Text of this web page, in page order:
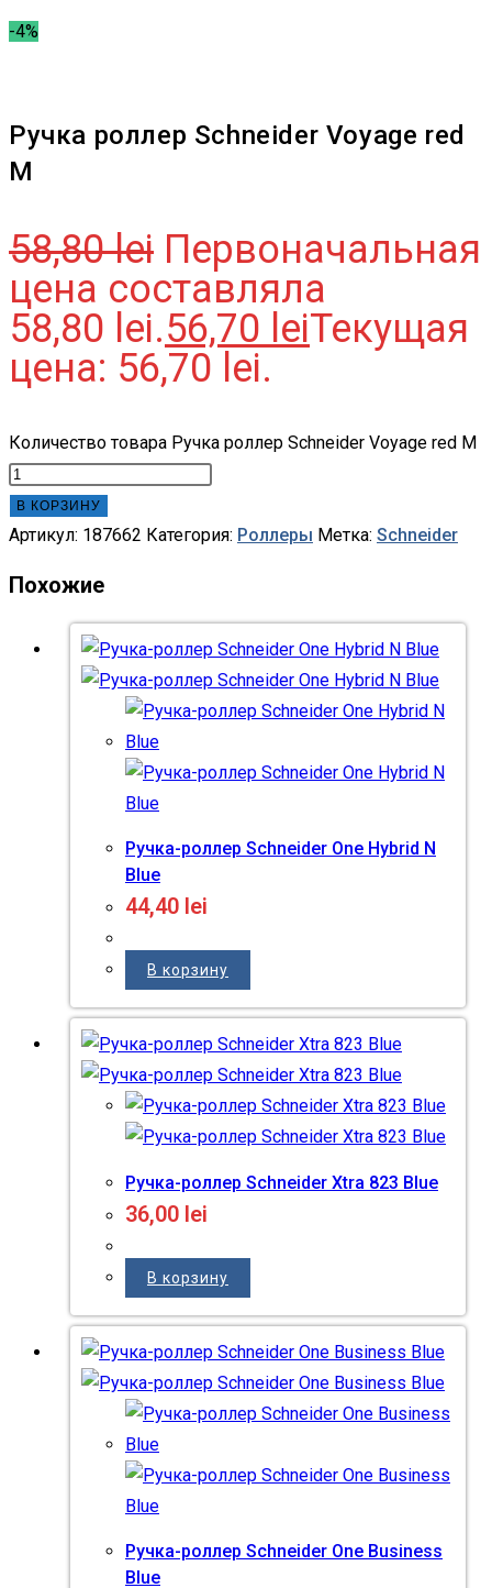
-4%
Ручка роллер Schneider Voyage red
M
58,80lei Первоначальная
цена составляла
58,80 lei.56,70 leiТекущая
цена: 56,70 lei.
Количество товара Ручка роллер Schneider Voyage red M
В КОРЗИНУ
Артикул: 187662 Категория: Роллеры Метка: Schneider
Похожие
Ручка-роллер Schneider One Hybrid N
Blue
44,40 lei
В корзину
Ручка-роллер Schneider Xtra 823 Blue
36,00 lei
В корзину
Ручка-роллер Schneider One Business
Blue